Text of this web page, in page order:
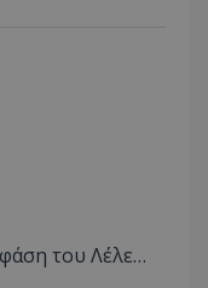
του Λέλε…